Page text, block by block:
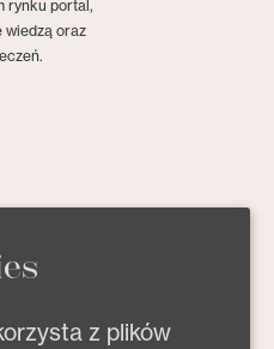
rynku portal,
wiedzą oraz
z plików